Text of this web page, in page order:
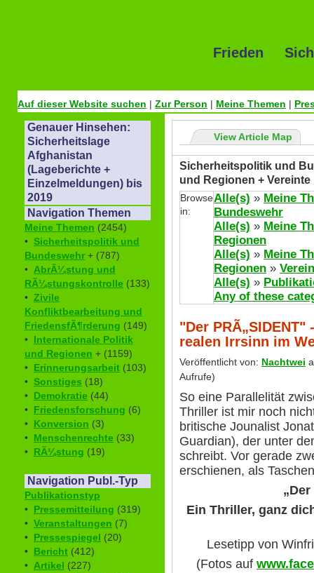
Frieden
Auf dieser Website suchen | Zur Person | Meine Themen |
Genauer Hinsehen:
Sicherheitslage
Afghanistan
(Lageberichte +
Einzelmeldungen) bis
2019
Navigation Themen
Meine Themen (2454)
• Sicherheitspolitik und
Bundeswehr + (787)
• AbrÃ¼stung und
RÃ¼stungskontrolle (133)
• Zivile
Konfliktbearbeitung und
FriedensfÃ¶rderung (149)
• Internationale Politik
und Regionen + (1159)
• Erinnerungsarbeit (103)
• Sonstiges (18)
• Demokratie (44)
• Friedensforschung (6)
• Konversion (3)
• Menschenrechte (33)
• RÃ¼stung (19)
Navigation Publ.-Typ
Publikationstyp
• Pressemitteilung (319)
• Veranstaltungen (7)
• Pressespiegel (20)
• Bericht (412)
• Artikel (227)
View Article Map
Sicherheitspolitik und
und Regionen +
Browse
in:
Alle(s) » Meine
Bundeswehr
Alle(s) » Meine
Regionen
Alle(s) » Meine
Regionen »
Alle(s) »
Any of these
"Der
realen Irrsinn im
Veröffentlicht von: Nachtwei
Aufrufe)
So eine Parallelität
Thriller ist mir noch
britische Jounalist
Guardian), der unter
schreibt. Vor gerade
erschienen, als
„Der
Ein Thriller, ganz
Lesetipp von
(Fotos auf